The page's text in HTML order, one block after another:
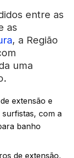
entre as
as
, a Região
uma
extensão e
com a
banho
de extensão,